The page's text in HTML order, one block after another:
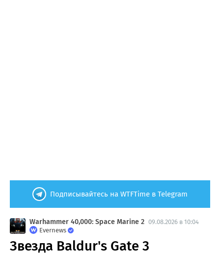
Подписывайтесь на WTFTime в Telegram
Warhammer 40,000: Space Marine 2 09.08.2026 в 10:04
Evernews
Звезда Baldur's Gate 3